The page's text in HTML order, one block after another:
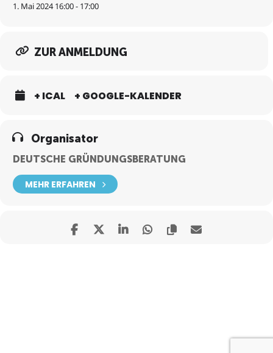
1. Mai 2024 16:00 - 17:00
ZUR ANMELDUNG
+ ICAL + GOOGLE-KALENDER
Organisator
DEUTSCHE GRÜNDUNGSBERATUNG
MEHR ERFAHREN